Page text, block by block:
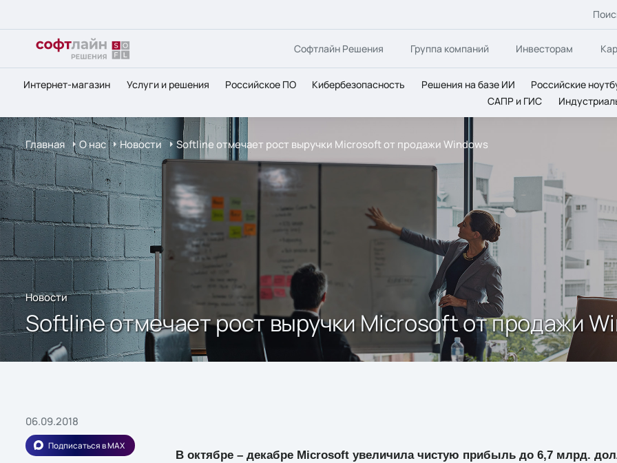
Софтлайн Решения Группа компаний Инвесторам
Интернет-магазин Услуги и решения Российское ПО Кибербезопасность Решения на базе ИИ Российские
САПР и ГИС
Главная О нас Новости Softline отмечает рост выручки Microsoft от продажи Windows
Новости
Softline отмечает рост выручки Microsoft от продажи
06.09.2018
Подписаться в MAX
В октябре – декабре Microsoft увеличила чистую прибыль до 6,7 млрд.